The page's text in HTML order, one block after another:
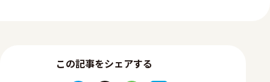
この記事をシェアする